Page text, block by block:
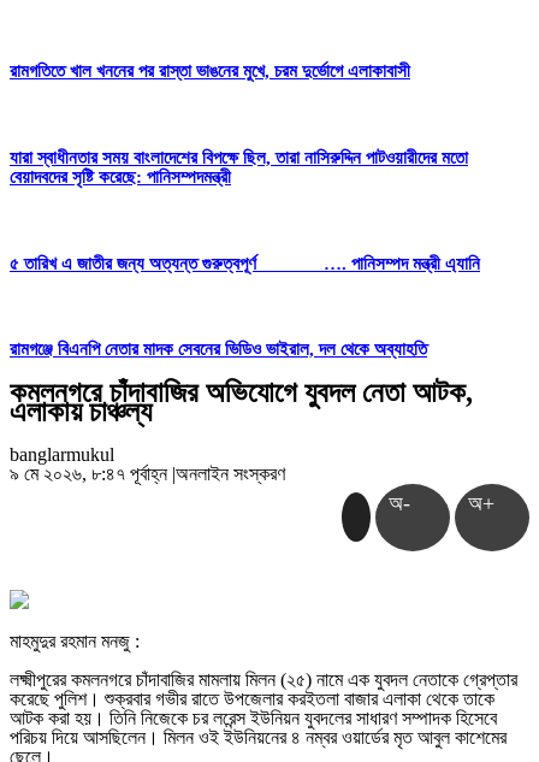
রামগতিতে খাল খননের পর রাস্তা ভাঙনের মুখে, চরম দুর্ভোগে এলাকাবাসী
যারা স্বাধীনতার সময় বাংলাদেশের বিপক্ষে ছিল, তারা নাসিরুদ্দিন পাটওয়ারীদের মতো
বেয়াদবদের সৃষ্টি করেছে: পানিসম্পদমন্ত্রী
৫ তারিখ এ জাতীর জন্য অত্যন্ত গুরুত্বপূর্ণ …. পানিসম্পদ মন্ত্রী এ্যানি
রামগঞ্জে বিএনপি নেতার মাদক সেবনের ভিডিও ভাইরাল, দল থেকে অব্যাহতি
কমলনগরে চাঁদাবাজির অভিযোগে যুবদল নেতা আটক,
এলাকায় চাঞ্চল্য
banglarmukul
৯ মে ২০২৬, ৮:৪৭ পূর্বাহ্ন |অনলাইন সংস্করণ
অ- অ+
মাহমুদুর রহমান মনজু :
লক্ষ্মীপুরের কমলনগরে চাঁদাবাজির মামলায় মিলন (২৫) নামে এক যুবদল নেতাকে গ্রেপ্তার
করেছে পুলিশ। শুক্রবার গভীর রাতে উপজেলার করইতলা বাজার এলাকা থেকে তাকে
আটক করা হয়। তিনি নিজেকে চর লরেন্স ইউনিয়ন যুবদলের সাধারণ সম্পাদক হিসেবে
পরিচয় দিয়ে আসছিলেন। মিলন ওই ইউনিয়নের ৪ নম্বর ওয়ার্ডের মৃত আবুল কাশেমের
ছেলে।